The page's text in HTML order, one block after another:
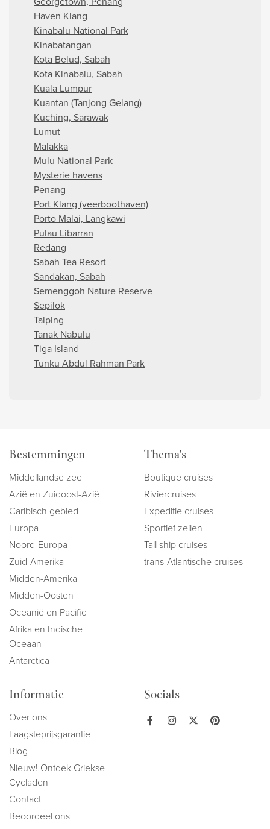
Haven Klang
Kinabalu National Park
Kinabatangan
Kota Belud, Sabah
Kota Kinabalu, Sabah
Kuala Lumpur
Kuantan (Tanjong Gelang)
Kuching, Sarawak
Lumut
Malakka
Mulu National Park
Mysterie havens
Penang
Port Klang (veerboothaven)
Porto Malai, Langkawi
Pulau Libarran
Redang
Sabah Tea Resort
Sandakan, Sabah
Semenggoh Nature Reserve
Sepilok
Taiping
Tanak Nabulu
Tiga Island
Tunku Abdul Rahman Park
Bestemmingen
Middellandse zee
Azië en Zuidoost-Azië
Caribisch gebied
Europa
Noord-Europa
Zuid-Amerika
Midden-Amerika
Midden-Oosten
Oceanië en Pacific
Afrika en Indische
Oceaan
Antarctica
Thema's
Boutique cruises
Riviercruises
Expeditie cruises
Sportief zeilen
Tall ship cruises
trans-Atlantische cruises
Informatie
Over ons
Laagsteprijsgarantie
Blog
Nieuw! Ontdek Griekse
Cycladen
Contact
Beoordeel ons
Socials